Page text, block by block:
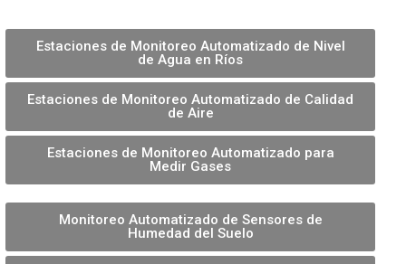
Estaciones de Monitoreo Automatizado de Nivel
de Agua en Ríos
Estaciones de Monitoreo Automatizado de Calidad
de Aire
Estaciones de Monitoreo Automatizado para
Medir Gases
Monitoreo Automatizado de Sensores de
Humedad del Suelo